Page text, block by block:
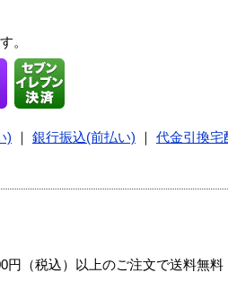
。
) 銀行振込(前払い) 代金引換宅
（税込）以上のご注文で送料無料